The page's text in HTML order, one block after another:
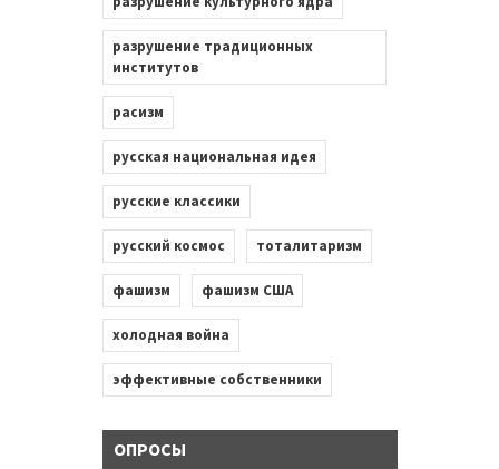
разрушение традиционных
институтов
расизм
русская национальная идея
русские классики
русский космос тоталитаризм
фашизм фашизм США
холодная война
эффективные собственники
ОПРОСЫ